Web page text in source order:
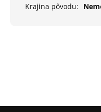
Krajina pôvodu: